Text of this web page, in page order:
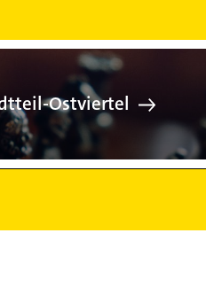
Ostviertel